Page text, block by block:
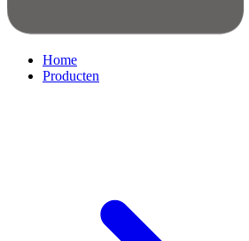
Home
Producten